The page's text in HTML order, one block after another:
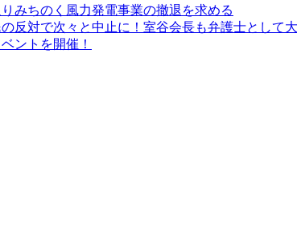
みちのく風力発電事業の撤退を求める
反対で次々と中止に！室谷会長も弁護士として
ントを開催！